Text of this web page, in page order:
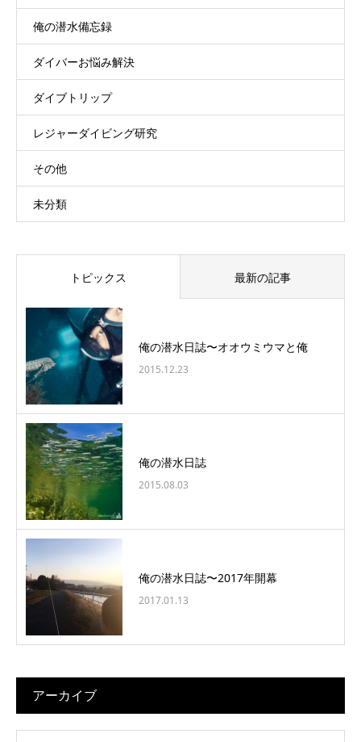
俺の潜水備忘録
ダイバーお悩み解決
ダイブトリップ
レジャーダイビング研究
その他
未分類
トピックス 最新の記事
俺の潜水日誌〜オオウミウマと俺
2015.12.23
俺の潜水日誌
2015.08.03
俺の潜水日誌〜2017年開幕
2017.01.13
アーカイブ